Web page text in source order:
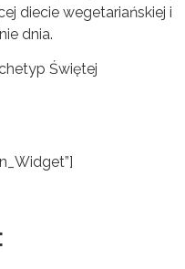
diecie wegetariańskiej i
dnia.
Świętej